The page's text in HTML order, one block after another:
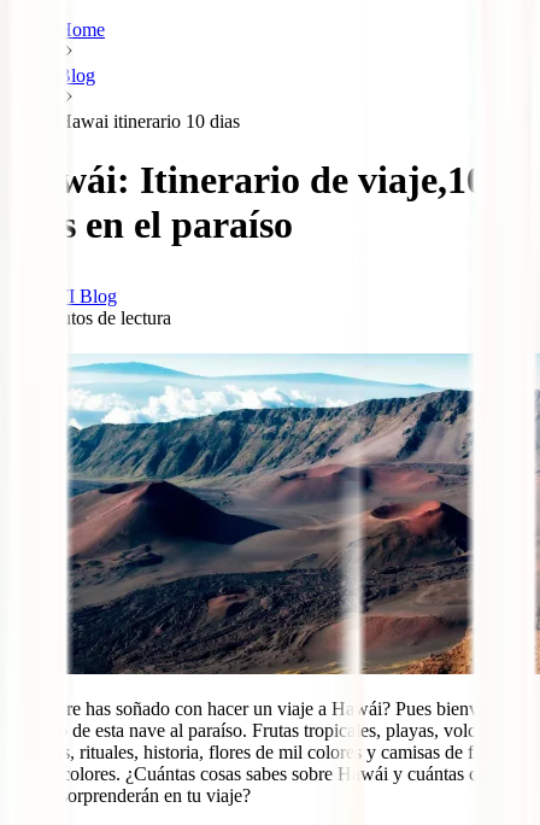
Home
Blog
Hawai itinerario 10 dias
Hawái: Itinerario de viaje,10
días en el paraíso
IATI Blog
minutos de lectura
¿Siempre has soñado con hacer un viaje a Hawái? Pues bienvenido
a bordo de esta nave al paraíso. Frutas tropicales, playas, volcanes,
tortugas, rituales, historia, flores de mil colores y camisas de flores
de mil colores. ¿Cuántas cosas sabes sobre Hawái y cuántas crees
que te sorprenderán en tu viaje?